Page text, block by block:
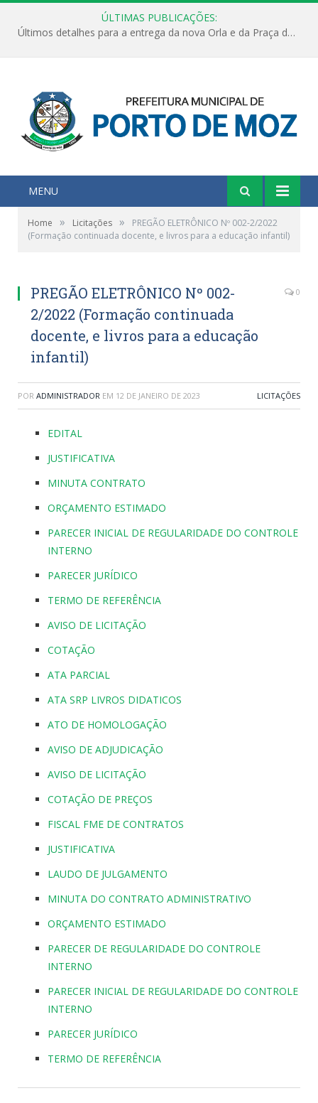
ÚLTIMAS PUBLICAÇÕES:
Últimos detalhes para a entrega da nova Orla e da Praça do Praião
MENU
Home » Licitações »
PREGÃO ELETRÔNICO Nº 002-2/2022
(Formação continuada docente, e livros para a educação infantil)
PREGÃO ELETRÔNICO Nº 002-
2/2022 (Formação continuada
docente, e livros para a educação
infantil)
0
POR ADMINISTRADOR EM 12 DE JANEIRO DE 2023 LICITAÇÕES
EDITAL
JUSTIFICATIVA
MINUTA CONTRATO
ORÇAMENTO ESTIMADO
PARECER INICIAL DE REGULARIDADE DO CONTROLE
INTERNO
PARECER JURÍDICO
TERMO DE REFERÊNCIA
AVISO DE LICITAÇÃO
COTAÇÃO
ATA PARCIAL
ATA SRP LIVROS DIDATICOS
ATO DE HOMOLOGAÇÃO
AVISO DE ADJUDICAÇÃO
AVISO DE LICITAÇÃO
COTAÇÃO DE PREÇOS
FISCAL FME DE CONTRATOS
JUSTIFICATIVA
LAUDO DE JULGAMENTO
MINUTA DO CONTRATO ADMINISTRATIVO
ORÇAMENTO ESTIMADO
PARECER DE REGULARIDADE DO CONTROLE
INTERNO
PARECER INICIAL DE REGULARIDADE DO CONTROLE
INTERNO
PARECER JURÍDICO
TERMO DE REFERÊNCIA